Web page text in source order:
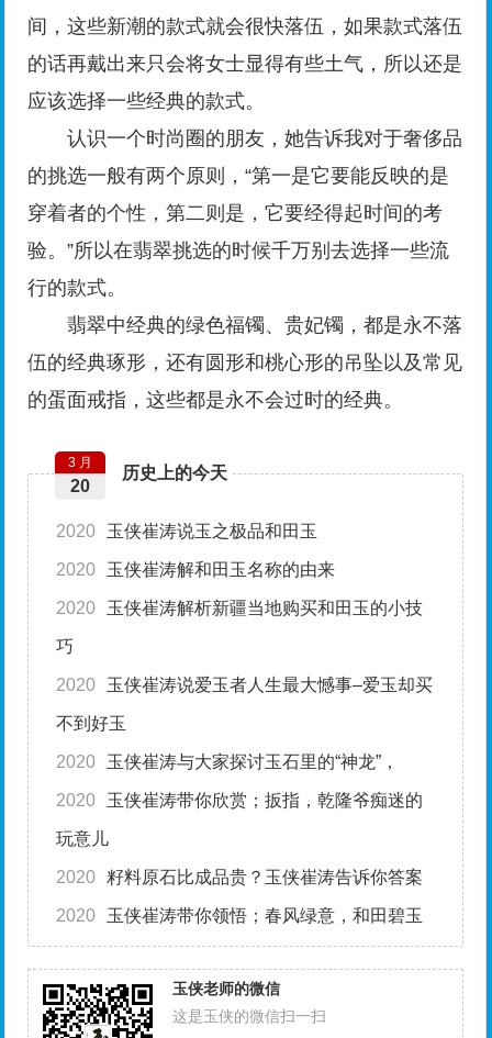
间，这些新潮的款式就会很快落伍，如果款式落伍
的话再戴出来只会将女士显得有些土气，所以还是
应该选择一些经典的款式。
认识一个时尚圈的朋友，她告诉我对于奢侈品
的挑选一般有两个原则，“第一是它要能反映的是
穿着者的个性，第二则是，它要经得起时间的考
验。”所以在翡翠挑选的时候千万别去选择一些流
行的款式。
翡翠中经典的绿色福镯、贵妃镯，都是永不落
伍的经典琢形，还有圆形和桃心形的吊坠以及常见
的蛋面戒指，这些都是永不会过时的经典。
历史上的今天
3 月
20
2020 玉侠崔涛说玉之极品和田玉
2020 玉侠崔涛解和田玉名称的由来
2020 玉侠崔涛解析新疆当地购买和田玉的小技
巧
2020 玉侠崔涛说爱玉者人生最大憾事–爱玉却买
不到好玉
2020 玉侠崔涛与大家探讨玉石里的“神龙”，
2020 玉侠崔涛带你欣赏；扳指，乾隆爷痴迷的
玩意儿
2020 籽料原石比成品贵？玉侠崔涛告诉你答案
2020 玉侠崔涛带你领悟；春风绿意，和田碧玉
玉侠老师的微信
这是玉侠的微信扫一扫